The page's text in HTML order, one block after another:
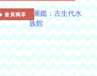
會員獨享